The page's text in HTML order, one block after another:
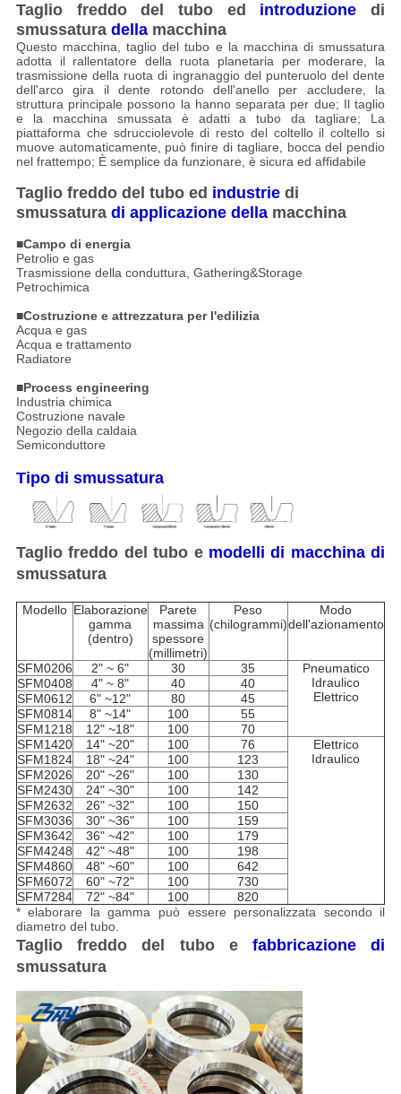
Taglio freddo del tubo ed introduzione di
smussatura dellamacchina
Questo macchina, taglio del tubo e la macchina di smussatura
adotta il rallentatore della ruota planetaria per moderare, la
trasmissione della ruota di ingranaggio del punteruolo del dente
dell'arco gira il dente rotondo dell'anello per accludere, la
struttura principale possono la hanno separata per due; Il taglio
e la macchina smussata è adatti a tubo da tagliare; La
piattaforma che sdrucciolevole di resto del coltello il coltello si
muove automaticamente, può finire di tagliare, bocca del pendio
nel frattempo; È semplice da funzionare, è sicura ed affidabile
Taglio freddo del tubo ed industriedi
smussatura di applicazione dellamacchina
■Campo di energia
Petrolio e gas
Trasmissione della conduttura, Gathering&Storage
Petrochimica
■Costruzione e attrezzatura per l'edilizia
Acqua e gas
Acqua e trattamento
Radiatore
■Process engineering
Industria chimica
Costruzione navale
Negozio della caldaia
Semiconduttore
Tipo di smussatura
Taglio freddo del tubo e modelli di macchina di
smussatura
Modello Elaborazione
gamma
(dentro)
Parete
massima
spessore
(millimetri)
Peso
(chilogrammi)
Modo
dell'azionamento
SFM0206 2" ~ 6" 30 35
Pneumatico
Idraulico
Elettrico
SFM0408 4" ~ 8" 40
40
SFM0612
6" ~12" 80
45
SFM0814
8" ~14" 100
55
SFM1218
12" ~18" 100
70
SFM1420
14" ~20" 100 76
Elettrico
Idraulico
SFM1824 18" ~24" 100
123
SFM2026
20" ~26" 100
130
SFM2430
24" ~30" 100
142
SFM2632
26" ~32" 100
150
SFM3036
30" ~36" 100
159
SFM3642
36" ~42" 100
179
SFM4248
42" ~48" 100
198
SFM4860
48" ~60" 100
642
SFM6072
60" ~72" 100
730
SFM7284
72" ~84" 100
820
* elaborare la gamma può essere personalizzata secondo il
diametro del tubo.
Taglio freddo del tubo e fabbricazione di
smussatura